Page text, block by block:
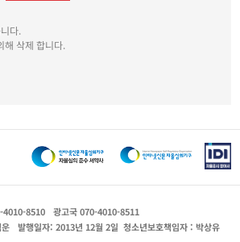
다.
해 삭제 합니다.
4010-8510
광고국 070-4010-8511
발행일자: 2013년 12월 2일 청소년보호책임자 : 박상유